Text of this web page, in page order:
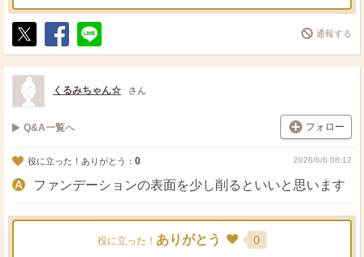
ポ
ス
ト
シ
ェ
送
る
通報する
くるみちゃん☆ さん
Q&A一覧へ フォロー
役に立った！ありがとう： 0 2026/6/6 08:12
ファンデーションの表面を少し削るといいと思います
役に立った！ ありがとう 0